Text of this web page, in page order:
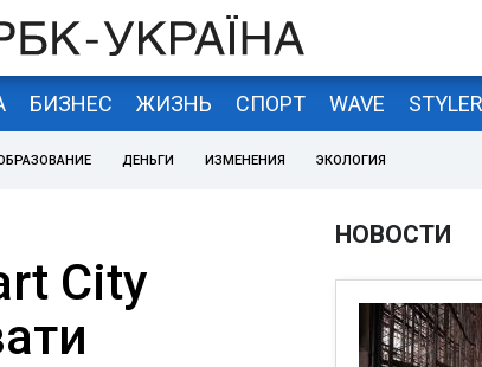
БИЗНЕС ЖИЗНЬ СПОРТ WAVE STYLER
ДЕНЬГИ ИЗМЕНЕНИЯ ЭКОЛОГИЯ
City
НОВОСТИ